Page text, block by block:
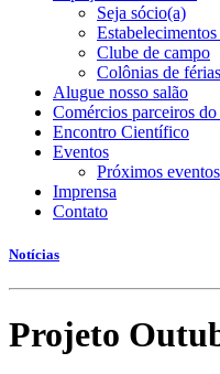
Seja sócio(a)
Clube de campo
Colônias de férias
Alugue nosso salão
Comércios parceiros
Encontro Científico
Eventos
Próximos eventos
Imprensa
Contato
Notícias
Projeto